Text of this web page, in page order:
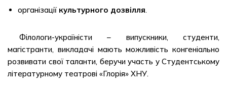
організації культурного дозвілля.
Філологи-україністи – випускники, студенти,
магістранти, викладачі мають можливість конгеніально
розвивати свої таланти, беручи участь у Студентському
літературному театрові «Глорія» ХНУ.